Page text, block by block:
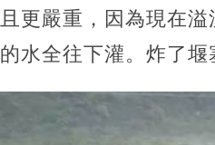
且更嚴重，因為現在
的水全往下灌。炸了堰